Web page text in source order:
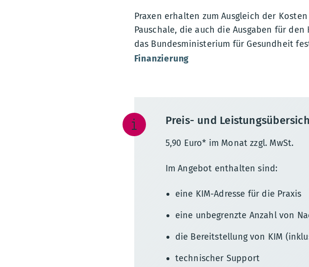
Praxen erhalten zum Ausgleich der
Pauschale, die auch die Ausgaben für
das Bundesministerium für Gesundheit
Finanzierung
Preis- und
5,90 Euro* im Monat zzgl. MwSt.
Im Angebot enthalten sind:
eine KIM-Adresse für die Praxis
eine unbegrenzte Anzahl von
die Bereitstellung von KIM
technischer Support